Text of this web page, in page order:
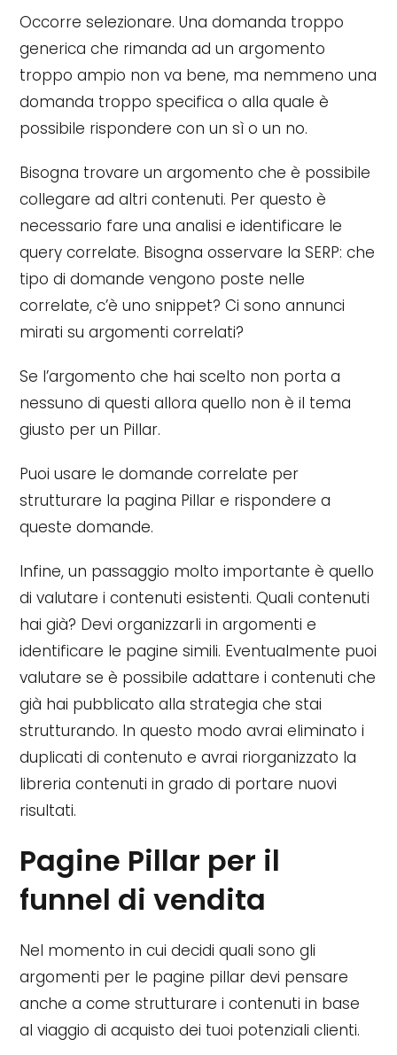
Occorre selezionare. Una domanda troppo
generica che rimanda ad un argomento
troppo ampio non va bene, ma nemmeno una
domanda troppo specifica o alla quale è
possibile rispondere con un sì o un no.
Bisogna trovare un argomento che è possibile
collegare ad altri contenuti. Per questo è
necessario fare una analisi e identificare le
query correlate. Bisogna osservare la SERP: che
tipo di domande vengono poste nelle
correlate, c’è uno snippet? Ci sono annunci
mirati su argomenti correlati?
Se l’argomento che hai scelto non porta a
nessuno di questi allora quello non è il tema
giusto per un Pillar.
Puoi usare le domande correlate per
strutturare la pagina Pillar e rispondere a
queste domande.
Infine, un passaggio molto importante è quello
di valutare i contenuti esistenti. Quali contenuti
hai già? Devi organizzarli in argomenti e
identificare le pagine simili. Eventualmente puoi
valutare se è possibile adattare i contenuti che
già hai pubblicato alla strategia che stai
strutturando. In questo modo avrai eliminato i
duplicati di contenuto e avrai riorganizzato la
libreria contenuti in grado di portare nuovi
risultati.
Pagine Pillar per il
funnel di vendita
Nel momento in cui decidi quali sono gli
argomenti per le pagine pillar devi pensare
anche a come strutturare i contenuti in base
al viaggio di acquisto dei tuoi potenziali clienti.